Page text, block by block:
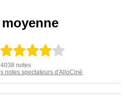
notes
notes spectateurs d'AlloCiné